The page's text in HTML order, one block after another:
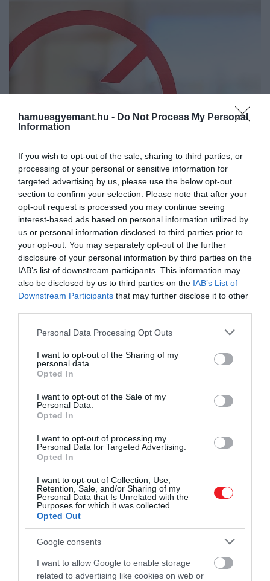
hamuesgyemant.hu - Do Not Process My Personal
Information
If you wish to opt-out of the sale, sharing to third parties, or
processing of your personal or sensitive information for
targeted advertising by us, please use the below opt-out
section to confirm your selection. Please note that after your
opt-out request is processed you may continue seeing
interest-based ads based on personal information utilized by
us or personal information disclosed to third parties prior to
your opt-out. You may separately opt-out of the further
disclosure of your personal information by third parties on the
IAB’s list of downstream participants. This information may
also be disclosed by us to third parties on the IAB’s List of
Downstream Participants that may further disclose it to other
Please note that this website/app uses one or more Google
not limited to your visit or usage behaviour. You may click to
grant or deny consent to Google and its third-party tags to
use your data for below specified purposes in below Google
consent section.
Personal Data Processing Opt Outs
I want to opt-out of the Sharing of my
personal data.
Opted In
I want to opt-out of the Sale of my
Personal Data.
Opted In
I want to opt-out of processing my
Personal Data for Targeted Advertising.
Opted In
I want to opt-out of Collection, Use,
Retention, Sale, and/or Sharing of my
Personal Data that Is Unrelated with the
Purposes for which it was collected.
Opted Out
Google consents
I want to allow Google to enable storage
related to advertising like cookies on web or
Világszinten először a Maldív-szigetek
vezette be azt a törvényt, amely teljes
generációkat tilt el a dohányzástól. Az új
szabályozás szerint a 2007. január 1. után
született embereknek tilos
2025. NOVEMBER 7. ● HAMU ÉS GYÉMÁNT
Történelmi döntés: ebben az
országban a 2006 után…
HAMU ÉS GYÉMÁNT